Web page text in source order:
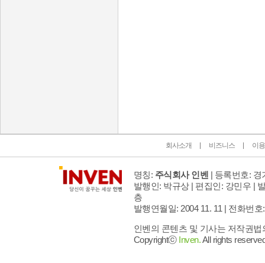
회사소개 비즈니스 이
명칭: 주식회사 인벤 | 등록번호: 경
발행인: 박규상 | 편집인: 강민우 |
층
발행연월일: 2004 11. 11 | 전화번호
인벤의 콘텐츠 및 기사는 저작권
Copyrightⓒ Inven.All rights